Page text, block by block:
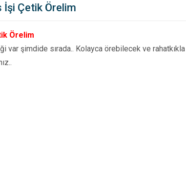
İşi Çetik Örelim
Örelim
var şimdide sırada.. Kolayca örebilecek ve rahatkıkla